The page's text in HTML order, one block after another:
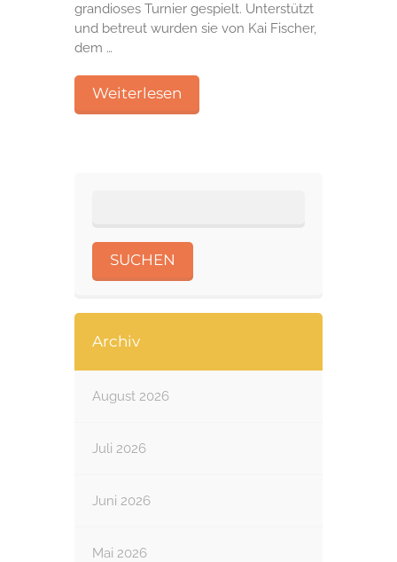
grandioses Turnier gespielt. Unterstützt
und betreut wurden sie von Kai Fischer,
dem …
Weiterlesen
Archiv
August 2026
Juli 2026
Juni 2026
Mai 2026